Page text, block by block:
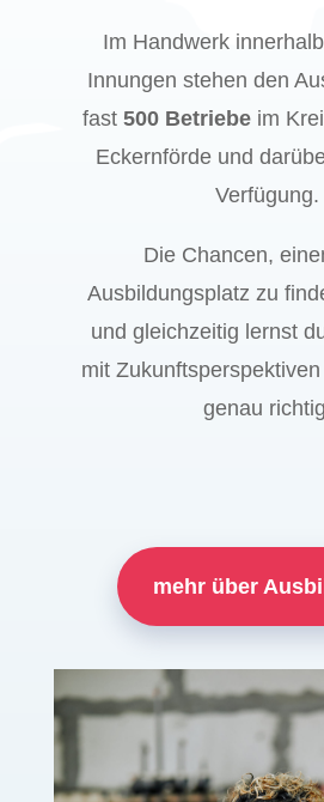
Im Handwerk
Innungen stehen den
fast 500 Betriebeim
Eckernförde und
Verfügung.
Die Chancen,
Ausbildungsplatz zu
und gleichzeitig lernst
mit
genau
mehr über